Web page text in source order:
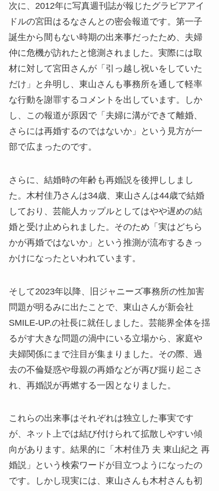
次に、2012年に写真週刊誌が報じたグラビアアイ
ドルの宮田はるなさんとの密会報道です。第一子
誕生から間もない時期の出来事だったため、夫婦
仲に危機が訪れたと憶測されました。実際には取
材に対して宮田さんが「引っ越し祝いをしていた
だけ」と弁明し、東山さんも事務所を通して軽率
な行動を謝罪するコメントを出しています。しか
し、この報道が原因で「夫婦に溝ができて離婚、
さらには再婚するのではないか」という見方が一
部で広まったのです。
さらに、結婚時の年齢も再婚説を後押ししまし
た。木村佳乃さんは34歳、東山さんは44歳で結婚
しており、芸能人カップルとしてはやや遅めの結
婚と受け止められました。そのため「実はどちら
かが再婚ではないか」という推測が流布するきっ
かけになったといわれています。
そして2023年以降、旧ジャニーズ事務所の性加害
問題が明るみに出たことで、東山さんが新会社
SMILE-UP.の社長に就任しました。芸能界全体を揺
るがす大きな問題の渦中にいる立場から、家庭や
夫婦関係にまで注目が集まりました。その際、過
去の不倫疑惑や母親の再婚などが再び掘り起こさ
れ、再婚説が再燃する一因となりました。
これらの出来事はそれぞれは独立した事実です
が、ネット上では結び付けられて拡散しやすい傾
向があります。結果的に「木村佳乃 夫 東山紀之 再
婚説」という検索ワードが目立つようになったの
です。しかし現実には、東山さんも木村さんも初